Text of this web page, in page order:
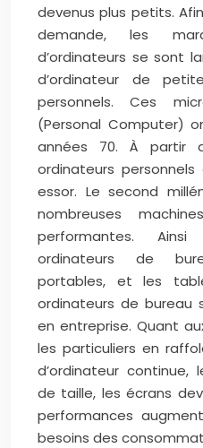
devenus plus petits.
demande, les
d’ordinateurs se sont
d’ordinateur de
personnels. Ces
(Personal Computer)
années 70. À partir
ordinateurs
essor. Le second
nombreuses
performantes.
ordinateurs de
portables, et les
ordinateurs de bureau
en entreprise. Quant
les particuliers en
d’ordinateur continue,
de taille, les écrans
performances
besoins des